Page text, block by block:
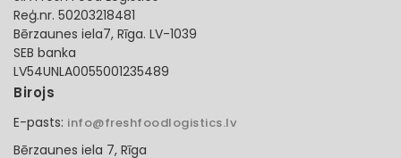
Reģ.nr. 50203218481
Bērzaunes iela7, Rīga. LV-1039
SEB banka
LV54UNLA0055001235489
Birojs
E-pasts: info@freshfoodlogistics.lv
Bērzaunes iela 7, Rīga